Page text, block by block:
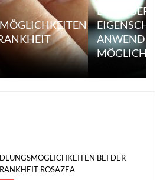
EINE
MÖGLICHE
BEI DER
ROSAZEA